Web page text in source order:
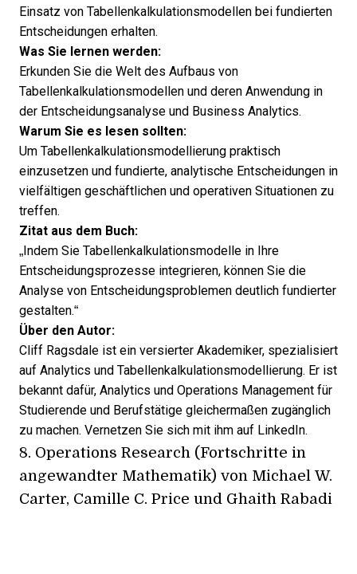
Einsatz von Tabellenkalkulationsmodellen bei fundierten
Entscheidungen erhalten.
Was Sie lernen werden:
Erkunden Sie die Welt des Aufbaus von
Tabellenkalkulationsmodellen und deren Anwendung in
der Entscheidungsanalyse und Business Analytics.
Warum Sie es lesen sollten:
Um Tabellenkalkulationsmodellierung praktisch
einzusetzen und fundierte, analytische Entscheidungen in
vielfältigen geschäftlichen und operativen Situationen zu
treffen.
Zitat aus dem Buch:
„Indem Sie Tabellenkalkulationsmodelle in Ihre
Entscheidungsprozesse integrieren, können Sie die
Analyse von Entscheidungsproblemen deutlich fundierter
gestalten.“
Über den Autor:
Cliff Ragsdale ist ein versierter Akademiker, spezialisiert
auf Analytics und Tabellenkalkulationsmodellierung. Er ist
bekannt dafür, Analytics und Operations Management für
Studierende und Berufstätige gleichermaßen zugänglich
zu machen. Vernetzen Sie sich mit ihm auf LinkedIn.
8. Operations Research (Fortschritte in
angewandter Mathematik) von Michael W.
Carter, Camille C. Price und Ghaith Rabadi